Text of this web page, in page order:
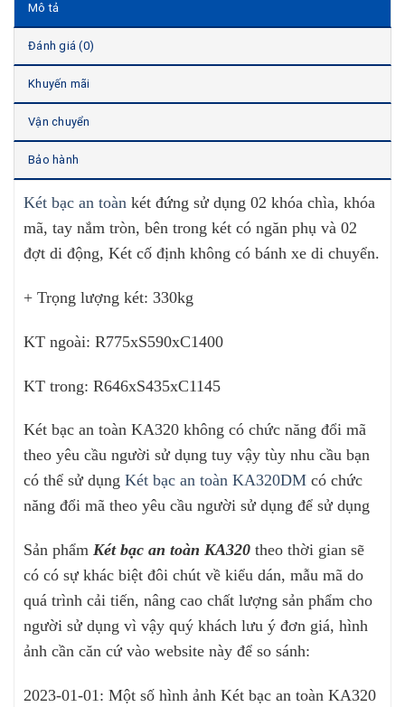
Mô tả
Đánh giá (0)
Khuyến mãi
Vận chuyển
Bảo hành
Két bạc an toàn két đứng sử dụng 02 khóa chìa, khóa
mã, tay nắm tròn, bên trong két có ngăn phụ và 02
đợt di động, Két cố định không có bánh xe di chuyển.
+ Trọng lượng két: 330kg
KT ngoài: R775xS590xC1400
KT trong: R646xS435xC1145
Két bạc an toàn KA320 không có chức năng đổi mã
theo yêu cầu người sử dụng tuy vậy tùy nhu cầu bạn
có thể sử dụng Két bạc an toàn KA320DM có chức
năng đổi mã theo yêu cầu người sử dụng để sử dụng
Sản phẩm Két bạc an toàn KA320 theo thời gian sẽ
có có sự khác biệt đôi chút về kiểu dán, mẫu mã do
quá trình cải tiến, nâng cao chất lượng sản phẩm cho
người sử dụng vì vậy quý khách lưu ý đơn giá, hình
ảnh cần căn cứ vào website này để so sánh:
2023-01-01: Một số hình ảnh Két bạc an toàn KA320